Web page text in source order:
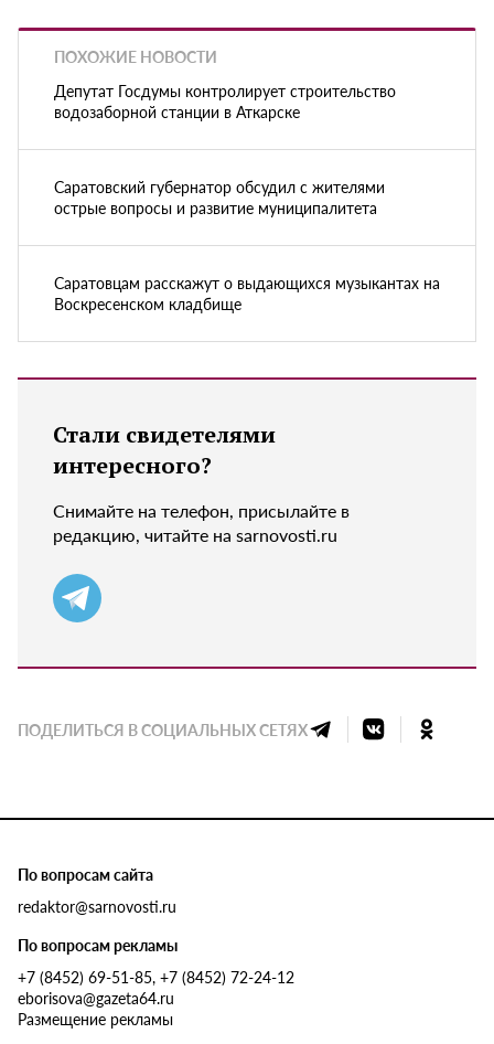
ПОХОЖИЕ НОВОСТИ
Депутат Госдумы контролирует строительство
водозаборной станции в Аткарске
Саратовский губернатор обсудил с жителями
острые вопросы и развитие муниципалитета
Саратовцам расскажут о выдающихся музыкантах на
Воскресенском кладбище
Стали свидетелями
интересного?
Снимайте на телефон, присылайте в
редакцию, читайте на sarnovosti.ru
ПОДЕЛИТЬСЯ В СОЦИАЛЬНЫХ СЕТЯХ
По вопросам сайта
redaktor@sarnovosti.ru
По вопросам рекламы
+7 (8452) 69-51-85, +7 (8452) 72-24-12
eborisova@gazeta64.ru
Размещение рекламы